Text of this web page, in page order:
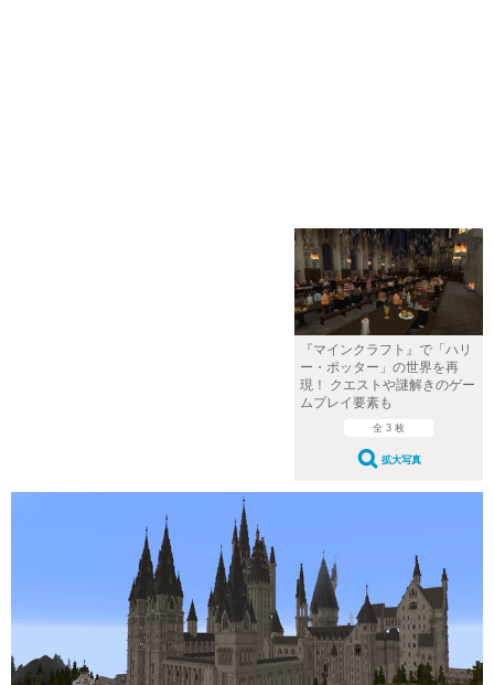
『マインクラフト』で「ハリ
ー・ポッター」の世界を再
現！ クエストや謎解きのゲー
ムプレイ要素も
全 3 枚
拡大写真